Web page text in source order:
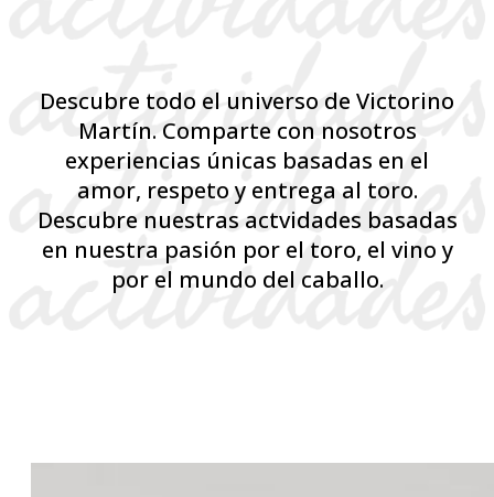
Descubre todo el universo de Victorino
Martín. Comparte con nosotros
experiencias únicas basadas en el
amor, respeto y entrega al toro.
Descubre nuestras actvidades basadas
en nuestra pasión por el toro, el vino y
por el mundo del caballo.